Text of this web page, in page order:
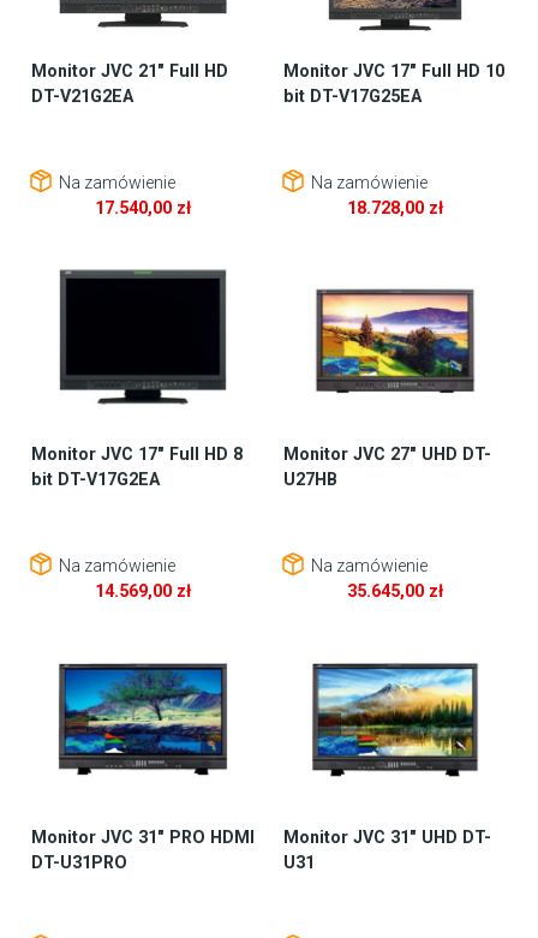
Monitor JVC 21″ Full HD
DT-V21G2EA
Na zamówienie
17.540,00 zł
Monitor JVC 17″ Full HD 10
bit DT-V17G25EA
Na zamówienie
18.728,00 zł
Monitor JVC 17″ Full HD 8
bit DT-V17G2EA
Na zamówienie
14.569,00 zł
Monitor JVC 27″ UHD DT-
U27HB
Na zamówienie
35.645,00 zł
Monitor JVC 31″ PRO HDMI
DT-U31PRO
Monitor JVC 31″ UHD DT-
U31